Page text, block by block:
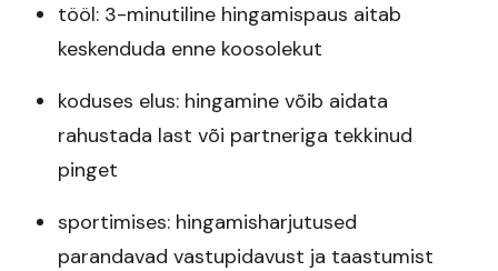
tööl: 3-minutiline hingamispaus aitab
keskenduda enne koosolekut
koduses elus: hingamine võib aidata
rahustada last või partneriga tekkinud
pinget
sportimises: hingamisharjutused
parandavad vastupidavust ja taastumist